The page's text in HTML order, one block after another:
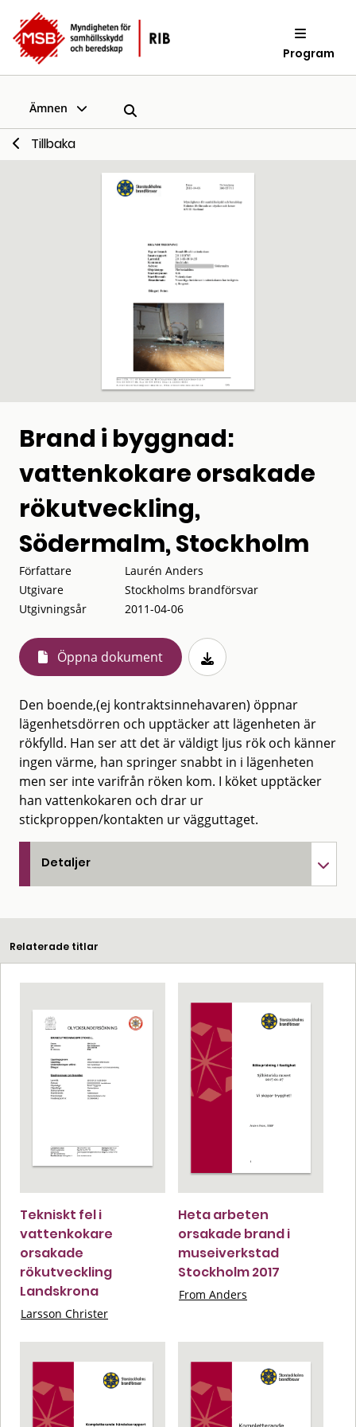
Program
Ämnen
Tillbaka
Brand i byggnad:
vattenkokare orsakade
rökutveckling,
Södermalm, Stockholm
Författare
Laurén Anders
Utgivare
Stockholms brandförsvar
Utgivningsår
2011-04-06
Öppna dokument
Den boende,(ej kontraktsinnehavaren) öppnar
lägenhetsdörren och upptäcker att lägenheten är
rökfylld. Han ser att det är väldigt ljus rök och känner
ingen värme, han springer snabbt in i lägenheten
men ser inte varifrån röken kom. I köket upptäcker
han vattenkokaren och drar ur
stickproppen/kontakten ur vägguttaget.
Detaljer
Relaterade titlar
Tekniskt fel i
vattenkokare
orsakade
rökutveckling
Landskrona
Larsson Christer
Heta arbeten
orsakade brand i
museiverkstad
Stockholm 2017
From Anders